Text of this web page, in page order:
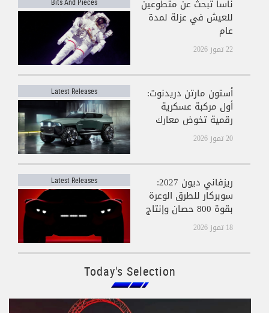
ناسا تبحث عن متطوعين
للعيش في عزلة لمدة
عام
22 تموز 2026
Latest Releases أستون مارتن دريدنوت:
أول مركبة عسكرية
رقمية تخوض معارك
كول أوف ديوتي
20 تموز 2026
Latest Releases ريزفاني ديون 2027:
سوبركار للطرق الوعرة
بقوة 800 حصان وإنتاج
محدود جدًا
18 تموز 2026
Today's Selection